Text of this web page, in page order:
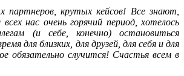
партнеров, крутых кейсов! Все знают,
нас очень горячий период, хотелось
(и себе, конечно) остановиться
для близких, для друзей, для себя и для
обязательно случится! Счастья всем в